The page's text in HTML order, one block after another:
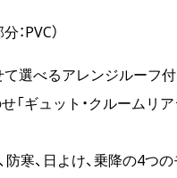
：PVC）
て選べるアレンジルーフ
「ギュット・クルーム
防寒、日よけ、乗降の4つ